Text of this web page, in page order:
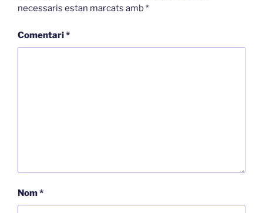
necessaris estan marcats amb*
Comentari*
Nom*